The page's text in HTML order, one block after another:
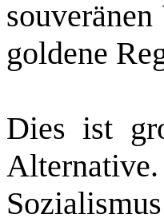
goldene
Dies ist